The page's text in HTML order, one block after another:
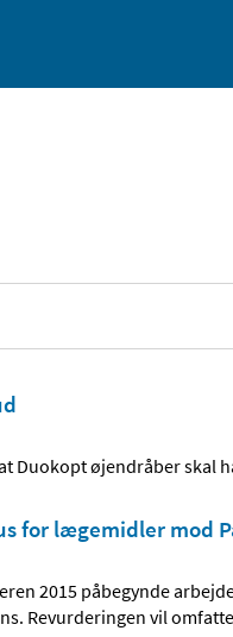
Duokopt øjendråber skal
for lægemidler mod
2015 påbegynde
Revurderingen vil